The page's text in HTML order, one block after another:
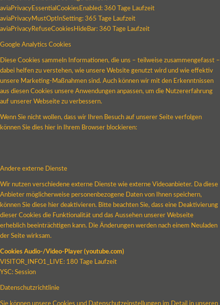
aviaPrivacyEssentialCookiesEnabled: 360 Tage Laufzeit
aviaPrivacyMustOptInSetting: 365 Tage Laufzeit
aviaPrivacyRefuseCookiesHideBar: 360 Tage Laufzeit
Google Analytics Cookies
Diese Cookies sammeln Informationen, die uns – teilweise zusammengefasst –
dabei helfen zu verstehen, wie unsere Website genutzt wird und wie effektiv
unsere Marketing-Maßnahmen sind. Auch können wir mit den Erkenntnissen
aus diesen Cookies unsere Anwendungen anpassen, um die Nutzererfahrung
auf unserer Webseite zu verbessern.
Wenn Sie nicht wollen, dass wir Ihren Besuch auf unserer Seite verfolgen
können Sie dies hier in Ihrem Browser blockieren:
Andere externe Dienste
Wir nutzen verschiedene externe Dienste wie externe Videoanbieter. Da diese
Anbieter möglicherweise personenbezogene Daten von Ihnen speichern,
können Sie diese hier deaktivieren. Bitte beachten Sie, dass eine Deaktivierung
dieser Cookies die Funktionalität und das Aussehen unserer Webseite
erheblich beeinträchtigen kann. Die Änderungen werden nach einem Neuladen
der Seite wirksam.
Cookies Audio-/Video-Player (youtube.com)
VISITOR_INFO1_LIVE: 180 Tage Laufzeit
YSC: Session
Datenschutzrichtlinie